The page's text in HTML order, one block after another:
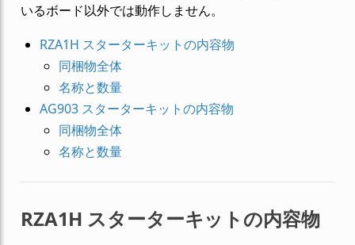
いるボード以外では動作しません。
RZA1H スターターキットの内容物
同梱物全体
名称と数量
AG903 スターターキットの内容物
同梱物全体
名称と数量
RZA1H スターターキットの内容物